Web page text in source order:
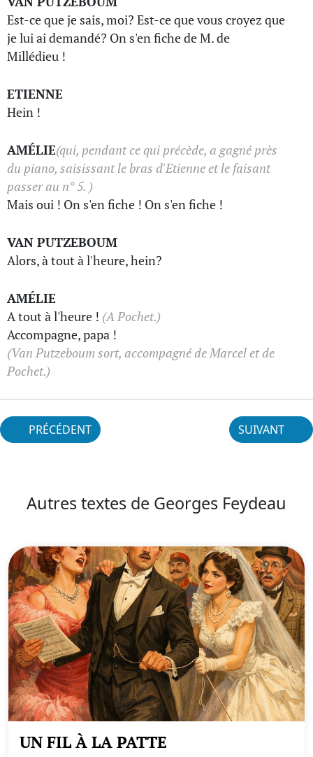
Est-ce que je sais, moi? Est-ce que vous croyez que
je lui ai demandé? On s'en fiche de M. de
Millédieu !
ETIENNE
Hein !
AMÉLIE(qui, pendant ce qui précède, a gagné près
du piano, saisissant le bras d'Etienne et le faisant
passer au n° 5. )
Mais oui ! On s'en fiche ! On s'en fiche !
VAN PUTZEBOUM
Alors, à tout à l'heure, hein?
AMÉLIE
A tout à l'heure ! (A Pochet.)
Accompagne, papa !
(Van Putzeboum sort, accompagné de Marcel et de
Pochet.)
PRÉCÉDENT SUIVANT
Autres textes de Georges Feydeau
UN FIL À LA PATTE